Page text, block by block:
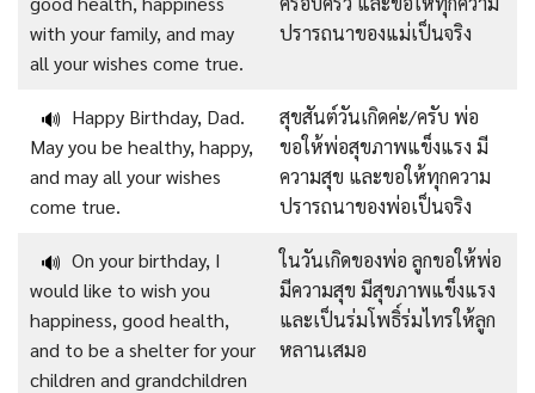
with your family, and may
all your wishes come true.
ปรารถนาของแม่เป็นจริง
🔊 Happy Birthday, Dad.
May you be healthy, happy,
and may all your wishes
come true.
สุขสันต์วันเกิดค่ะ/ครับ พ่อ
ขอให้พ่อสุขภาพแข็งแรง มี
ความสุข และขอให้ทุกความ
ปรารถนาของพ่อเป็นจริง
🔊 On your birthday, I
would like to wish you
happiness, good health,
and to be a shelter for your
children and grandchildren
ในวันเกิดของพ่อ ลูกขอให้พ่อ
มีความสุข มีสุขภาพแข็งแรง
และเป็นร่มโพธิ์ร่มไทรให้ลูก
หลานเสมอ